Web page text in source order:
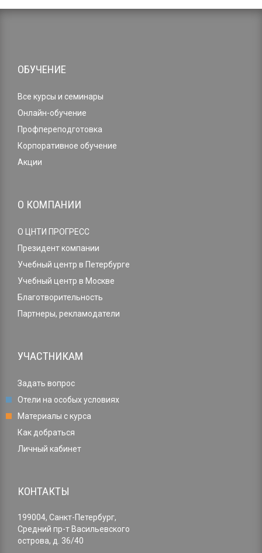
ОБУЧЕНИЕ
Все курсы и семинары
Онлайн-обучение
Профпереподготовка
Корпоративное обучение
Акции
О КОМПАНИИ
О ЦНТИ ПРОГРЕСС
Президент компании
Учебный центр в Петербурге
Учебный центр в Москве
Благотворительность
Партнеры, рекламодатели
УЧАСТНИКАМ
Задать вопрос
Отели на особых условиях
Материалы с курса
Как добраться
Личный кабинет
КОНТАКТЫ
199004, Санкт-Петербург,
Средний пр-т Васильевского
острова, д. 36/40